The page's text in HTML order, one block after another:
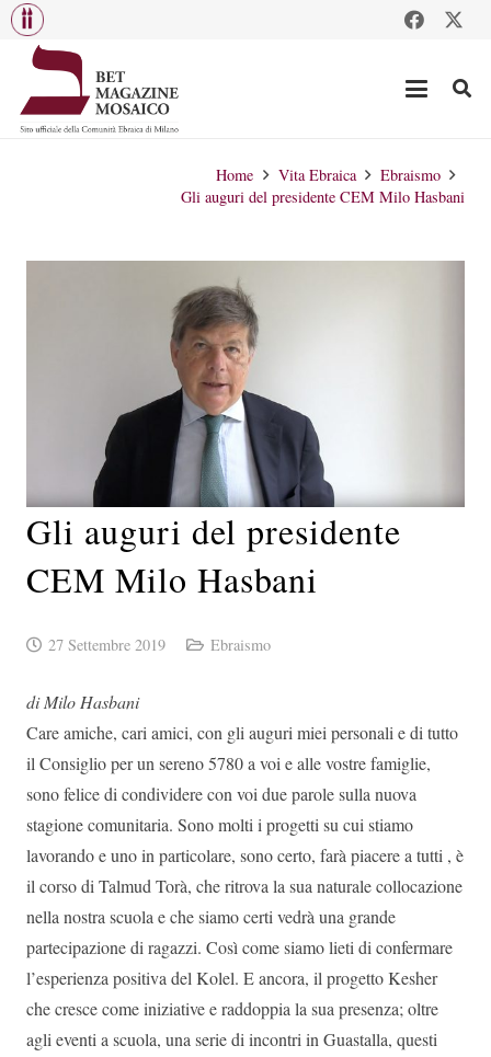
Home Vita Ebraica
Ebraismo
Gli auguri del presidente CEM Milo Hasbani
Gli auguri del presidente
CEM Milo Hasbani
27 Settembre 2019 Ebraismo
di Milo Hasbani
Care amiche, cari amici, con gli auguri miei personali e di tutto
il Consiglio per un sereno 5780 a voi e alle vostre famiglie,
sono felice di condividere con voi due parole sulla nuova
stagione comunitaria. Sono molti i progetti su cui stiamo
lavorando e uno in particolare, sono certo, farà piacere a tutti , è
il corso di Talmud Torà, che ritrova la sua naturale collocazione
nella nostra scuola e che siamo certi vedrà una grande
partecipazione di ragazzi. Così come siamo lieti di confermare
l’esperienza positiva del Kolel. E ancora, il progetto Kesher
che cresce come iniziative e raddoppia la sua presenza; oltre
agli eventi a scuola, una serie di incontri in Guastalla, questi